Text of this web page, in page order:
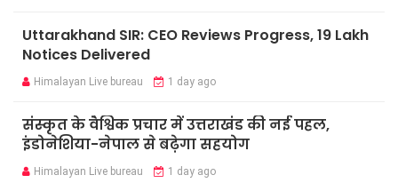
Uttarakhand SIR: CEO Reviews Progress, 19 Lakh
Notices Delivered
Himalayan Live bureau 1 day ago
संस्कृत के वैश्विक प्रचार में उत्तराखंड की नई पहल,
इंडोनेशिया-नेपाल से बढ़ेगा सहयोग
Himalayan Live bureau 1 day ago